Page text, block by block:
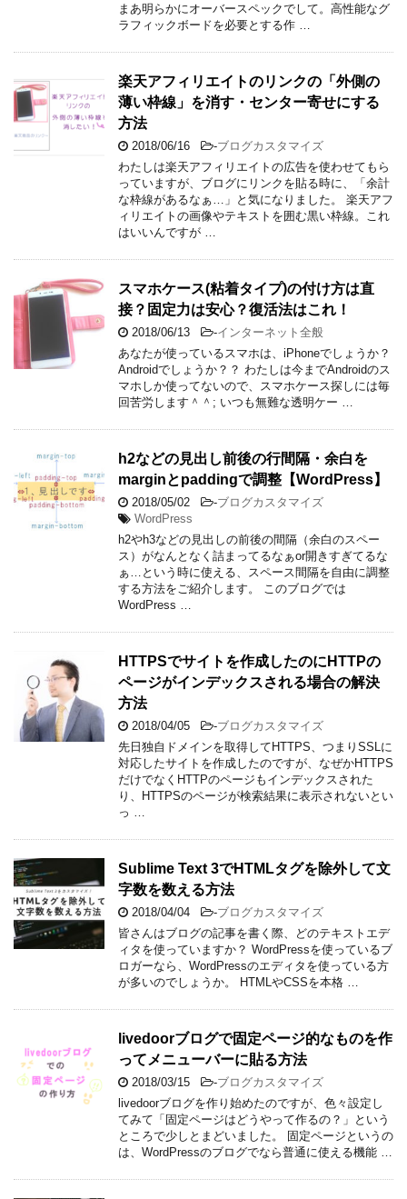
まあ明らかにオーバースペックでして。高性能なグ
ラフィックボードを必要とする作 …
楽天アフィリエイトのリンクの「外側の
薄い枠線」を消す・センター寄せにする
方法
2018/06/16 -ブログカスタマイズ
わたしは楽天アフィリエイトの広告を使わせてもら
っていますが、ブログにリンクを貼る時に、「余計
な枠線があるなぁ…」と気になりました。 楽天アフ
ィリエイトの画像やテキストを囲む黒い枠線。これ
はいいんですが …
スマホケース(粘着タイプ)の付け方は直
接？固定力は安心？復活法はこれ！
2018/06/13 -インターネット全般
あなたが使っているスマホは、iPhoneでしょうか？
Androidでしょうか？？ わたしは今までAndroidのス
マホしか使ってないので、スマホケース探しには毎
回苦労します＾＾; いつも無難な透明ケー …
h2などの見出し前後の行間隔・余白を
marginとpaddingで調整【WordPress】
2018/05/02 -ブログカスタマイズ
WordPress
h2やh3などの見出しの前後の間隔（余白のスペー
ス）がなんとなく詰まってるなぁor開きすぎてるな
ぁ…という時に使える、スペース間隔を自由に調整
する方法をご紹介します。 このブログでは
WordPress …
HTTPSでサイトを作成したのにHTTPの
ページがインデックスされる場合の解決
方法
2018/04/05 -ブログカスタマイズ
先日独自ドメインを取得してHTTPS、つまりSSLに
対応したサイトを作成したのですが、なぜかHTTPS
だけでなくHTTPのページもインデックスされた
り、HTTPSのページが検索結果に表示されないとい
っ …
Sublime Text 3でHTMLタグを除外して文
字数を数える方法
2018/04/04 -ブログカスタマイズ
皆さんはブログの記事を書く際、どのテキストエデ
ィタを使っていますか？ WordPressを使っているブ
ロガーなら、WordPressのエディタを使っている方
が多いのでしょうか。 HTMLやCSSを本格 …
livedoorブログで固定ページ的なものを作
ってメニューバーに貼る方法
2018/03/15 -ブログカスタマイズ
livedoorブログを作り始めたのですが、色々設定し
てみて「固定ページはどうやって作るの？」という
ところで少しとまどいました。 固定ページというの
は、WordPressのブログでなら普通に使える機能 …